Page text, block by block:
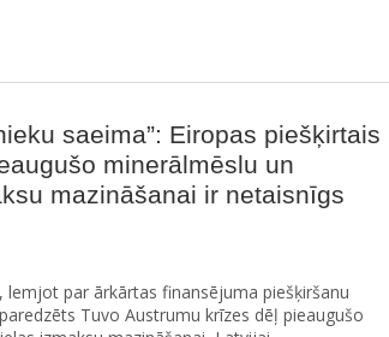
saeima”: Eiropas piešķirtais
minerālmēslu un
mazināšanai ir netaisnīgs
lemjot par ārkārtas finansējuma piešķiršanu
Tuvo Austrumu krīzes dēļ pieaugušo